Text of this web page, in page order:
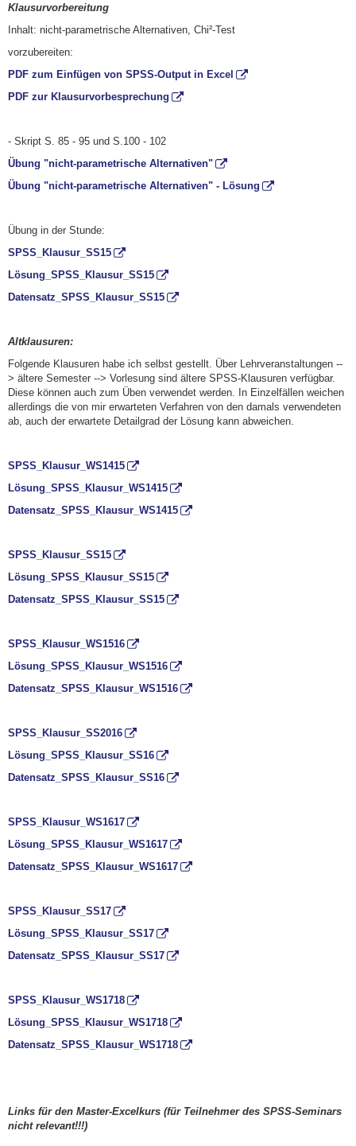
Klausurvorbereitung
Inhalt: nicht-parametrische Alternativen, Chi²-Test
vorzubereiten:
PDF zum Einfügen von SPSS-Output in Excel
PDF zur Klausurvorbesprechung
- Skript S. 85 - 95 und S.100 - 102
Übung "nicht-parametrische Alternativen"
Übung "nicht-parametrische Alternativen" - Lösung
Übung in der Stunde:
SPSS_Klausur_SS15
Lösung_SPSS_Klausur_SS15
Datensatz_SPSS_Klausur_SS15
Altklausuren:
Folgende Klausuren habe ich selbst gestellt. Über Lehrveranstaltungen --
> ältere Semester --> Vorlesung sind ältere SPSS-Klausuren verfügbar.
Diese können auch zum Üben verwendet werden. In Einzelfällen weichen
allerdings die von mir erwarteten Verfahren von den damals verwendeten
ab, auch der erwartete Detailgrad der Lösung kann abweichen.
SPSS_Klausur_WS1415
Lösung_SPSS_Klausur_WS1415
Datensatz_SPSS_Klausur_WS1415
SPSS_Klausur_SS15
Lösung_SPSS_Klausur_SS15
Datensatz_SPSS_Klausur_SS15
SPSS_Klausur_WS1516
Lösung_SPSS_Klausur_WS1516
Datensatz_SPSS_Klausur_WS1516
SPSS_Klausur_SS2016
Lösung_SPSS_Klausur_SS16
Datensatz_SPSS_Klausur_SS16
SPSS_Klausur_WS1617
Lösung_SPSS_Klausur_WS1617
Datensatz_SPSS_Klausur_WS1617
SPSS_Klausur_SS17
Lösung_SPSS_Klausur_SS17
Datensatz_SPSS_Klausur_SS17
SPSS_Klausur_WS1718
Lösung_SPSS_Klausur_WS1718
Datensatz_SPSS_Klausur_WS1718
Links für den Master-Excelkurs (für Teilnehmer des SPSS-Seminars
nicht relevant!!!)